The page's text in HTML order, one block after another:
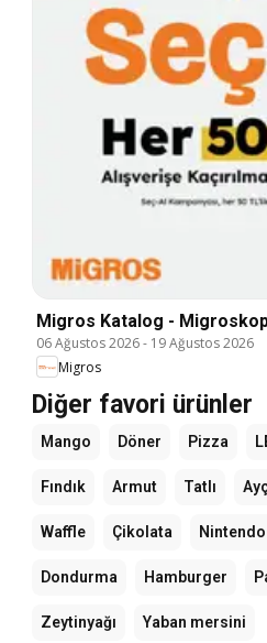
Migros Katalog -
06 Ağustos 2026- 19 Ağustos 2026
Migros
Diğer favori ürünler
Mango Döner Pizza
Fındık Armut Tatlı
Waffle Çikolata
Dondurma Hamburger
Zeytinyağı Yaban mersini